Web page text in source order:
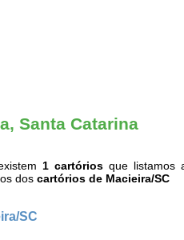
Santa Catarina
1 cartóriosque listamos
dos cartórios de Macieira/SC
SC